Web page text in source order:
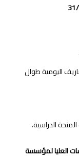
المصاريف اليومية طوال
العليا لمؤسسة